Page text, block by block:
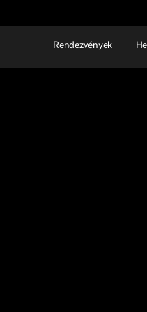
Rendezvények